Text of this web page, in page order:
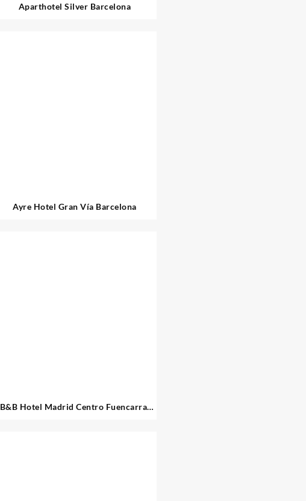
Aparthotel Silver Barcelona
Ayre Hotel Gran Vía Barcelona
B&B Hotel Madrid Centro Fuencarral